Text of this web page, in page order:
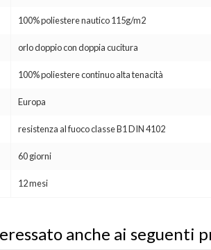
100% poliestere nautico 115g/m2
orlo doppio con doppia cucitura
100% poliestere continuo alta tenacità
Europa
resistenza al fuoco classe B1 DIN 4102
60 giorni
12 mesi
anche ai seguenti